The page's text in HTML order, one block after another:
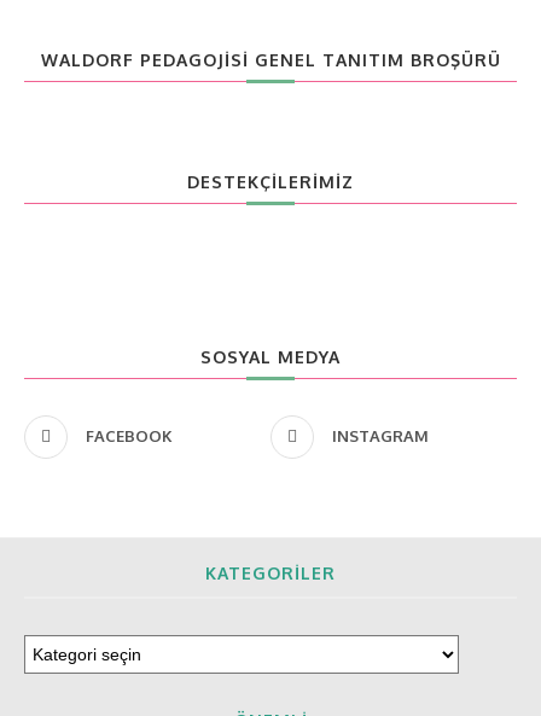
WALDORF PEDAGOJISI GENEL TANITIM BROŞÜRÜ
DESTEKÇİLERİMİZ
SOSYAL MEDYA
FACEBOOK INSTAGRAM
KATEGORILER